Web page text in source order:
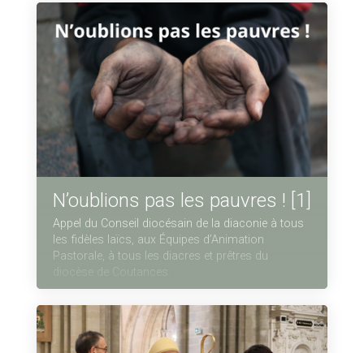
N’oublions pas les pauvres ! [1]
Appel du Conseil diocésain de la diaconie à tous
les fidèles laïcs, aux Équipes d’Animation
Pastorale, à tous les diacres et prêtres du
diocèse de Coutances.